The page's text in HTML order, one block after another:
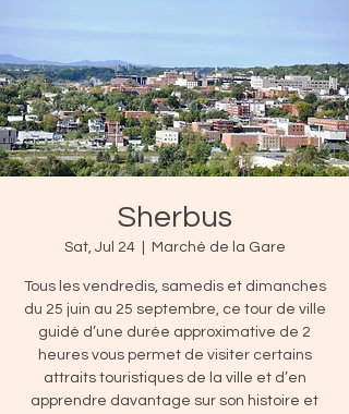
Sherbus
Sat, Jul 24
  |
Marché de la Gare
Tous les vendredis, samedis et dimanches
du 25 juin au 25 septembre, ce tour de ville
guidé d’une durée approximative de 2
heures vous permet de visiter certains
attraits touristiques de la ville et d’en
apprendre davantage sur son histoire et